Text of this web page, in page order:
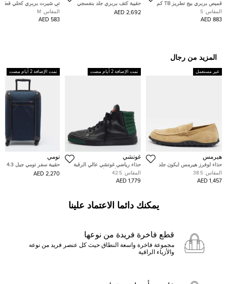
قميص بربري بيج تطريز TB كم
طويل صغير
المقاس: S
883 AED
حقيبة كتف بربري جلد بنفسجي
سلسلة TB
2,692 AED
تي شيرت بربري كحلي قطن
بأكمام قصيرة مقاس متوسط
المقاس: M
583 AED
المزيد من رجال
غير مستعمل
هيرمس
حذاء لوفرز هيرمس ايكون جلد
رمادي مقاس 38
المقاس: 38.5
1,457 AED
تمت الإضافة 2 أيام مضت
غوتشي
حذاء رياضي غوتشي عالي الرقبة
جلد ونوبوك أسود/أخضر مقاس
42.5
المقاس: 42.5
1,779 AED
تمت الإضافة 2 أيام مضت
تومي
نايلون زرقاء/سوداء دولية
المحمولة
2,270 AED
يمكنك دائما الاعتماد علينا
قطع فاخرة فريدة من نوعها
مجموعة فاخرة واسعة النطاق حيث كل عنصر فريد من نوعه
والأزياء الراقية